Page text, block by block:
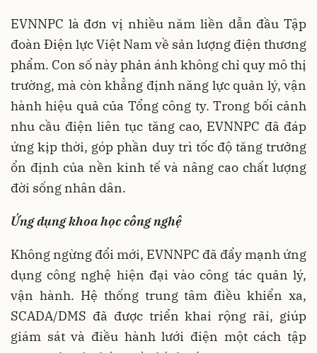
EVNNPC là đơn vị nhiều năm liền dẫn đầu Tập
đoàn Điện lực Việt Nam về sản lượng điện thương
phẩm. Con số này phản ánh không chỉ quy mô thị
trường, mà còn khẳng định năng lực quản lý, vận
hành hiệu quả của Tổng công ty. Trong bối cảnh
nhu cầu điện liên tục tăng cao, EVNNPC đã đáp
ứng kịp thời, góp phần duy trì tốc độ tăng trưởng
ổn định của nền kinh tế và nâng cao chất lượng
đời sống nhân dân.
Ứng dụng khoa học công nghệ
Không ngừng đổi mới, EVNNPC đã đẩy mạnh ứng
dụng công nghệ hiện đại vào công tác quản lý,
vận hành. Hệ thống trung tâm điều khiển xa,
SCADA/DMS đã được triển khai rộng rãi, giúp
giám sát và điều hành lưới điện một cách tập